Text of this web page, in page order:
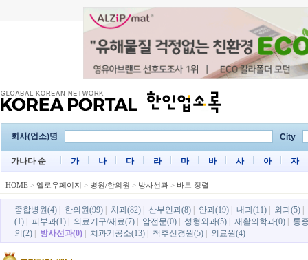
회사(업소)명 City
가나다 순 가 나 다 라 마 바 사 아 자
HOME > 옐로우페이지 > 병원/한의원 > 방사선과 > 바로 정렬
종합병원(4) 한의원(99) 치과(82) 산부인과(8) 안과(19) 내과(11) 외과(5)
(1)
피부과(1) 의료기구/재료(7) 암전문(0) 성형외과(5) 재활의학과(0)
통
의(2)
방사선과(0) 치과기공소(13) 척추신경원(5) 의료원(4)